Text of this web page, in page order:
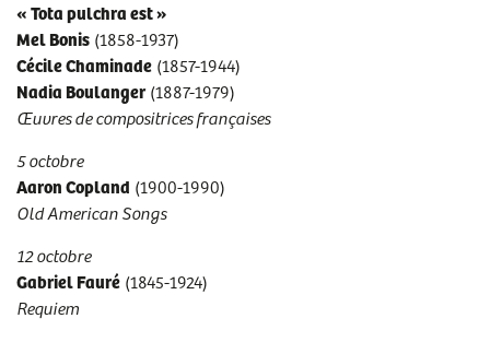
sam 28/09/2024
sam 05/10/2024- 12h00
sam 12/10/2024 - 12h00
sam 16/11/2024 - 12h00
sam 23/11/2024- 12h00
sam 07/12/2024
sam 14/12/2024- 12h00
sam 18/01/2025
sam 25/01/2025
sam 01/02/2025 - 12h00
sam 08/03/2025
« Tota pulchra est »
Mel Bonis (1858-1937)
Cécile Chaminade (1857-1944)
Nadia Boulanger(1887-1979)
Œuvres de compositrices françaises
5 octobre
Aaron Copland (1900-1990)
Old American Songs
12 octobre
Gabriel Fauré (1845-1924)
Requiem